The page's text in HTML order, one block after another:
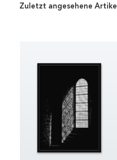
Zuletzt angesehene Artikel